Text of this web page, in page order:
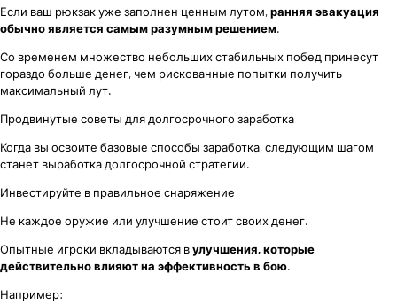
Если ваш рюкзак уже заполнен ценным лутом,ранняя эвакуация
обычно является самым разумным решением.
Со временем множество небольших стабильных побед принесут
гораздо больше денег, чем рискованные попытки получить
максимальный лут.
Продвинутые советы для долгосрочного заработка
Когда вы освоите базовые способы заработка, следующим шагом
станет выработка долгосрочной стратегии.
Инвестируйте в правильное снаряжение
Не каждое оружие или улучшение стоит своих денег.
Опытные игроки вкладываются вулучшения, которые
действительно влияют на эффективность в бою.
Например: